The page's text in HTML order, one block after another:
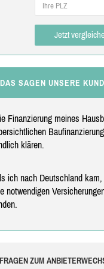
Jetzt
DAS SAGEN UNSERE
Finanzierung meines
klären.
ich nach Deutschland
notwendigen
FRAGEN ZUM